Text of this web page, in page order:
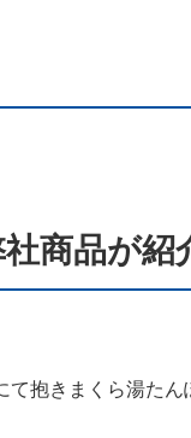
商品が紹
て抱きまくら湯たん